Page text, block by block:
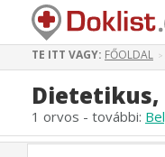
TE ITT VAGY: FŐOLDAL >
Dietetikus,
1 orvos - további: